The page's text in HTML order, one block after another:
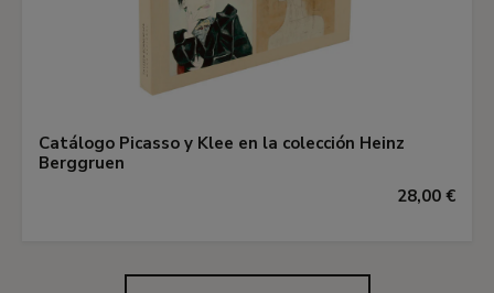
Catálogo Picasso y Klee en la colección Heinz
Berggruen
28,00 €